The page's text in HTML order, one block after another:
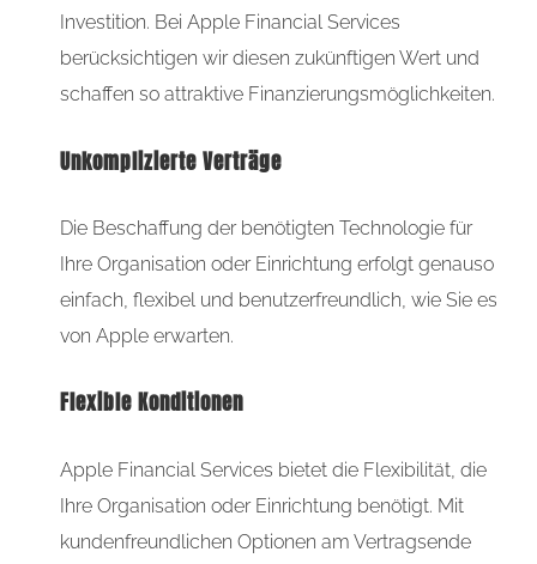
Investition. Bei Apple Financial Services
berücksichtigen wir diesen zukünftigen Wert und
schaffen so attraktive Finanzierungsmöglichkeiten.
Unkomplizierte Verträge
Die Beschaffung der benötigten Technologie für
Ihre Organisation oder Einrichtung erfolgt genauso
einfach, flexibel und benutzerfreundlich, wie Sie es
von Apple erwarten.
Flexible Konditionen
Apple Financial Services bietet die Flexibilität, die
Ihre Organisation oder Einrichtung benötigt. Mit
kundenfreundlichen Optionen am Vertragsende